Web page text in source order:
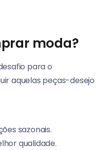
moda?
para o
aquelas peças-desejo
sazonais.
qualidade.